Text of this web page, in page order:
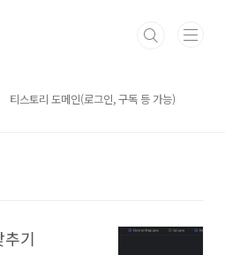
티스토리 도메인(로그인, 구독 등 가능)
기